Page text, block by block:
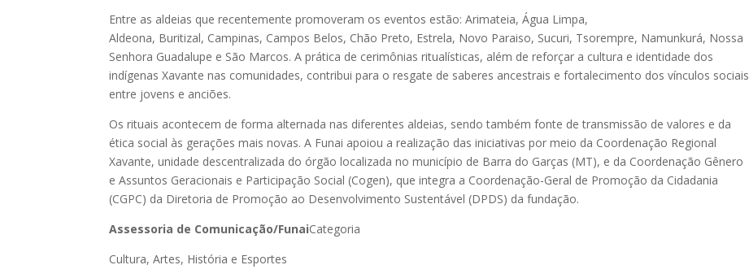
Entre as aldeias que recentemente promoveram os eventos estão: Arimateia, Água Limpa,
Aldeona, Buritizal, Campinas, Campos Belos, Chão Preto, Estrela, Novo Paraiso, Sucuri, Tsorempre, Namunkurá, Nossa
Senhora Guadalupe e São Marcos. A prática de cerimônias ritualísticas, além de reforçar a cultura e identidade dos
indígenas Xavante nas comunidades, contribui para o resgate de saberes ancestrais e fortalecimento dos vínculos sociais
entre jovens e anciões.
Os rituais acontecem de forma alternada nas diferentes aldeias, sendo também fonte de transmissão de valores e da
ética social às gerações mais novas. A Funai apoiou a realização das iniciativas por meio da Coordenação Regional
Xavante, unidade descentralizada do órgão localizada no município de Barra do Garças (MT), e da Coordenação Gênero
e Assuntos Geracionais e Participação Social (Cogen), que integra a Coordenação-Geral de Promoção da Cidadania
(CGPC) da Diretoria de Promoção ao Desenvolvimento Sustentável (DPDS) da fundação.
Assessoria de Comunicação/FunaiCategoria
Cultura, Artes, História e Esportes